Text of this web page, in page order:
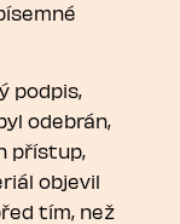
podpis,
odebrán,
přístup,
objevil
tím, než